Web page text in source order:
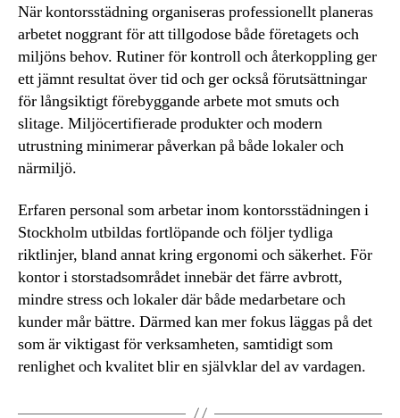
När kontorsstädning organiseras professionellt planeras
arbetet noggrant för att tillgodose både företagets och
miljöns behov. Rutiner för kontroll och återkoppling ger
ett jämnt resultat över tid och ger också förutsättningar
för långsiktigt förebyggande arbete mot smuts och
slitage. Miljöcertifierade produkter och modern
utrustning minimerar påverkan på både lokaler och
närmiljö.
Erfaren personal som arbetar inom kontorsstädningen i
Stockholm utbildas fortlöpande och följer tydliga
riktlinjer, bland annat kring ergonomi och säkerhet. För
kontor i storstadsområdet innebär det färre avbrott,
mindre stress och lokaler där både medarbetare och
kunder mår bättre. Därmed kan mer fokus läggas på det
som är viktigast för verksamheten, samtidigt som
renlighet och kvalitet blir en självklar del av vardagen.